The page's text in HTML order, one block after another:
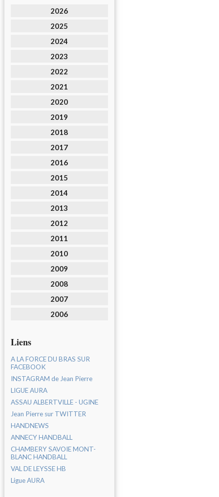
2026
2025
2024
2023
2022
2021
2020
2019
2018
2017
2016
2015
2014
2013
2012
2011
2010
2009
2008
2007
2006
Liens
A LA FORCE DU BRAS SUR
FACEBOOK
INSTAGRAM de Jean Pierre
LIGUE AURA
ASSAU ALBERTVILLE - UGINE
Jean Pierre sur TWITTER
HANDNEWS
ANNECY HANDBALL
CHAMBERY SAVOIE MONT-
BLANC HANDBALL
VAL DE LEYSSE HB
Ligue AURA